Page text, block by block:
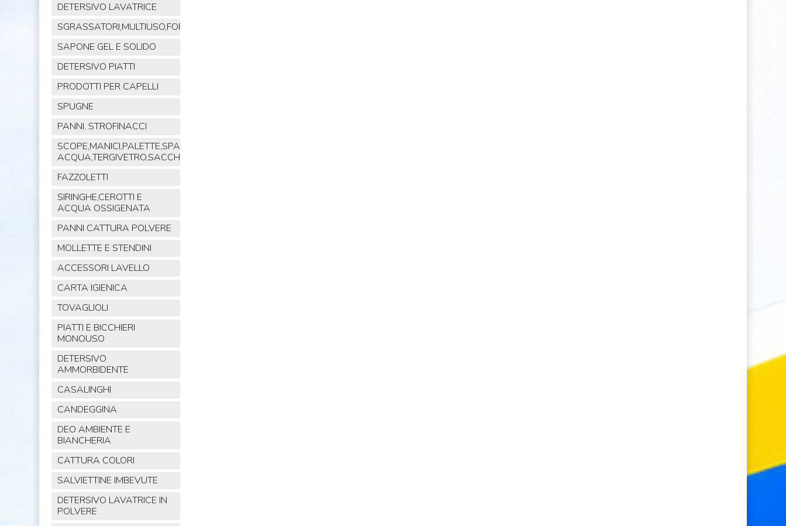
DETERSIVO LAVATRICE
SGRASSATORI,MULTIUSO,FORNO,POLVERE,VETRI,AMMONIACA
SAPONE GEL E SOLIDO
DETERSIVO PIATTI
PRODOTTI PER CAPELLI
SPUGNE
PANNI, STROFINACCI
SCOPE,MANICI,PALETTE,SPAZZOLE,TIRA
ACQUA,TERGIVETRO,SACCHI,MOP
FAZZOLETTI
SIRINGHE,CEROTTI E
ACQUA OSSIGENATA
PANNI CATTURA POLVERE
MOLLETTE E STENDINI
ACCESSORI LAVELLO
CARTA IGIENICA
TOVAGLIOLI
PIATTI E BICCHIERI
MONOUSO
DETERSIVO
AMMORBIDENTE
CASALINGHI
CANDEGGINA
DEO AMBIENTE E
BIANCHERIA
CATTURA COLORI
SALVIETTINE IMBEVUTE
DETERSIVO LAVATRICE IN
POLVERE